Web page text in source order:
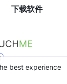
下载软件
best experience